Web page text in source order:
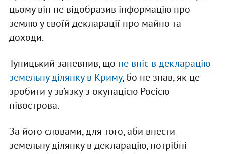
цьому він не відобразив інформацію про
землю у своїй декларації про майно та
доходи.
Тупицький запевнив, що не вніс в декларацію
земельну ділянку в Криму, бо не знав, як це
зробити у зв’язку з окупацією Росією
півострова.
За його словами, для того, аби внести
земельну ділянку в декларацію, потрібні